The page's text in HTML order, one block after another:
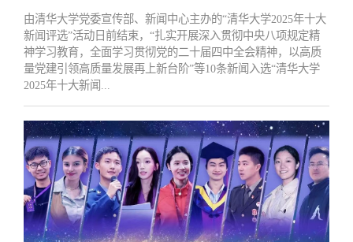
由清华大学党委宣传部、新闻中心主办的“清华大学2025年十大
新闻评选”活动日前结束，“扎实开展深入贯彻中央八项规定精
神学习教育，全面学习贯彻党的二十届四中全会精神，以高质
量党建引领高质量发展再上新台阶”等10条新闻入选“清华大学
2025年十大新闻...